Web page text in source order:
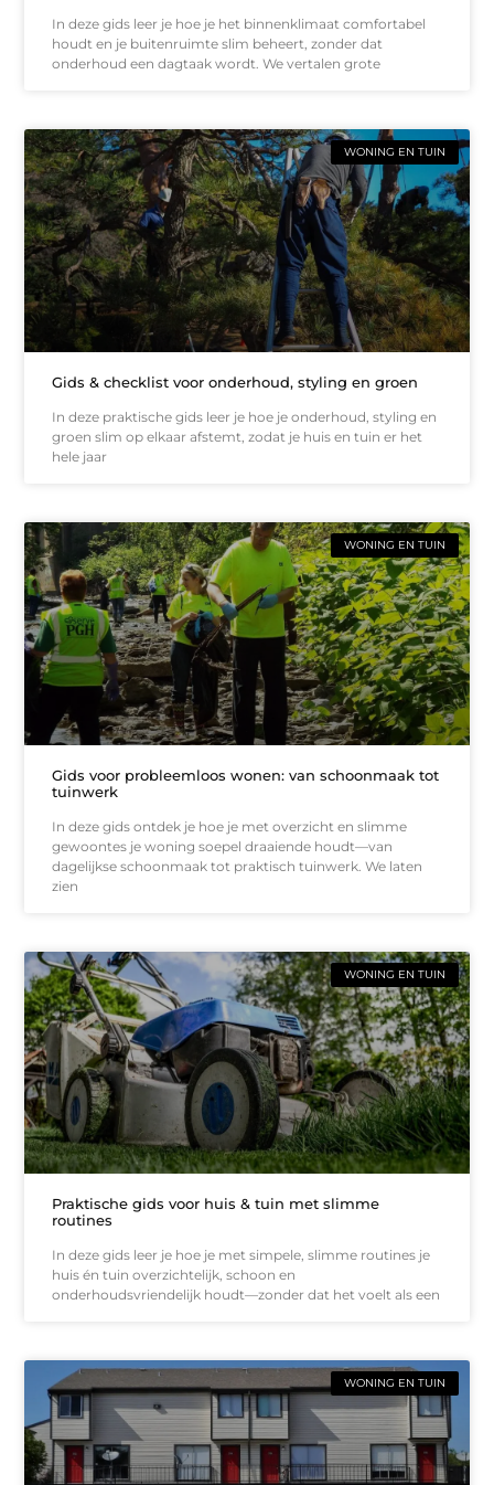
In deze gids leer je hoe je het binnenklimaat comfortabel
houdt en je buitenruimte slim beheert, zonder dat
onderhoud een dagtaak wordt. We vertalen grote
WONING EN TUIN
Gids & checklist voor onderhoud, styling en groen
In deze praktische gids leer je hoe je onderhoud, styling en
groen slim op elkaar afstemt, zodat je huis en tuin er het
hele jaar
WONING EN TUIN
Gids voor probleemloos wonen: van schoonmaak tot
tuinwerk
In deze gids ontdek je hoe je met overzicht en slimme
gewoontes je woning soepel draaiende houdt—van
dagelijkse schoonmaak tot praktisch tuinwerk. We laten
zien
WONING EN TUIN
Praktische gids voor huis & tuin met slimme
routines
In deze gids leer je hoe je met simpele, slimme routines je
huis én tuin overzichtelijk, schoon en
onderhoudsvriendelijk houdt—zonder dat het voelt als een
WONING EN TUIN